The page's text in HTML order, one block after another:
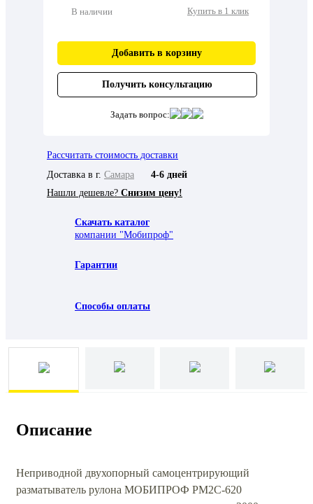
В наличии Купить в 1 клик
Добавить в корзину
Получить консультацию
Задать вопрос:
Рассчитать стоимость доставки
Доставка в г. Самара
4-6 дней
Нашли дешевле? Снизим цену!
Скачать каталог
компании "Мобипроф"
Гарантии
Способы оплаты
Описание
Неприводной двухопорный самоцентрирующий
разматыватель рулона МОБИПРОФ РМ2С-620